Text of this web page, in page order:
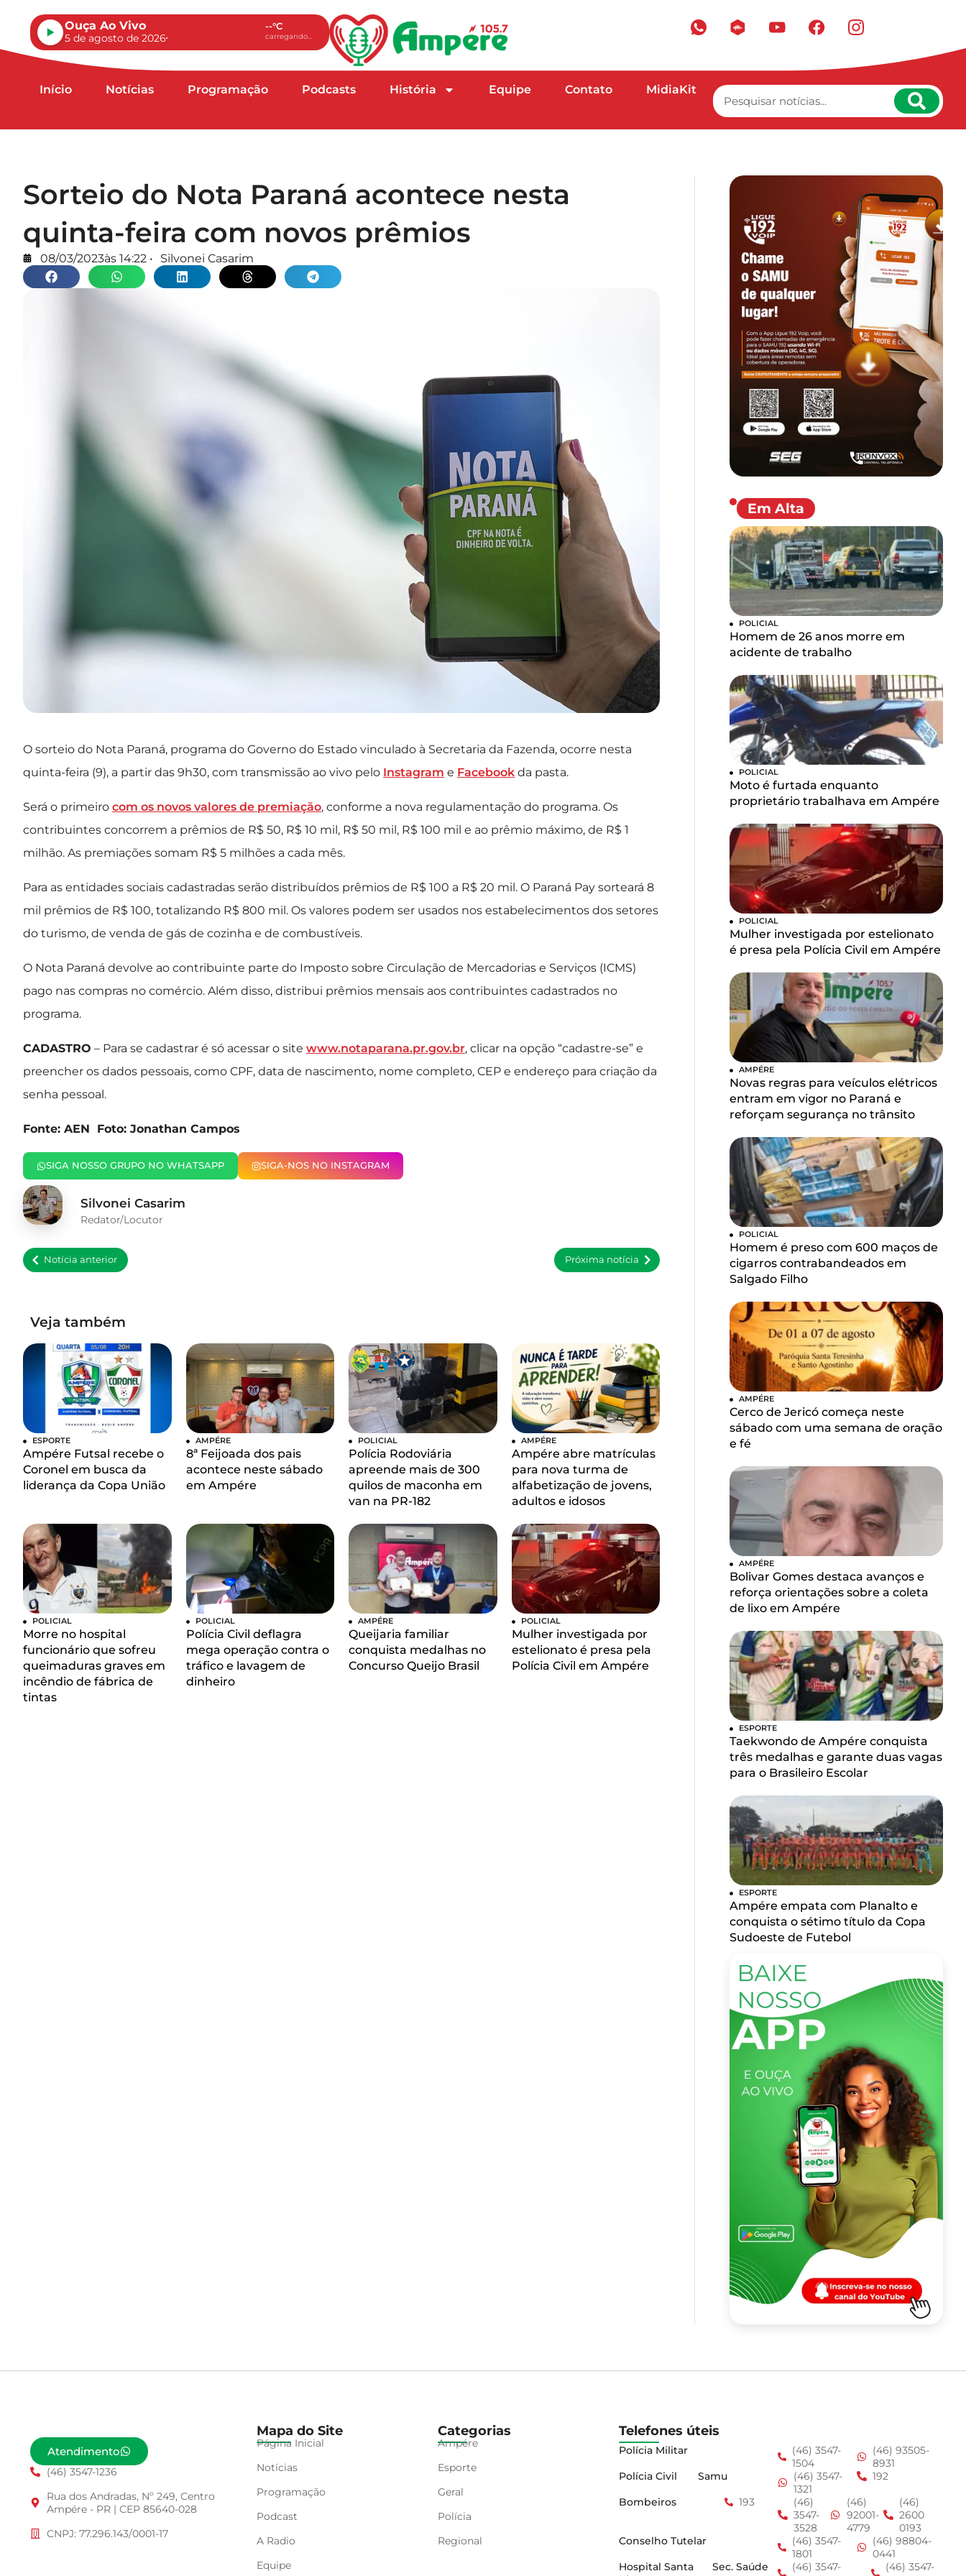
Ouça Ao Vivo
5 de agosto de 2026
--°C
carregando...
Início Notícias Programação Podcasts História Equipe Contato MidiaKit
Sorteio do Nota Paraná acontece nesta
quinta-feira com novos prêmios
08/03/2023às 14:22 • Silvonei Casarim
O sorteio do Nota Paraná, programa do Governo do Estado vinculado à Secretaria da Fazenda, ocorre nesta
quinta-feira (9), a partir das 9h30, com transmissão ao vivo pelo Instagram e Facebook da pasta.
Será o primeiro com os novos valores de premiação, conforme a nova regulamentação do programa. Os
contribuintes concorrem a prêmios de R$ 50, R$ 10 mil, R$ 50 mil, R$ 100 mil e ao prêmio máximo, de R$ 1
milhão. As premiações somam R$ 5 milhões a cada mês.
Para as entidades sociais cadastradas serão distribuídos prêmios de R$ 100 a R$ 20 mil. O Paraná Pay sorteará 8
mil prêmios de R$ 100, totalizando R$ 800 mil. Os valores podem ser usados nos estabelecimentos dos setores
do turismo, de venda de gás de cozinha e de combustíveis.
O Nota Paraná devolve ao contribuinte parte do Imposto sobre Circulação de Mercadorias e Serviços (ICMS)
pago nas compras no comércio. Além disso, distribui prêmios mensais aos contribuintes cadastrados no
programa.
CADASTRO – Para se cadastrar é só acessar o site www.notaparana.pr.gov.br, clicar na opção “cadastre-se” e
preencher os dados pessoais, como CPF, data de nascimento, nome completo, CEP e endereço para criação da
senha pessoal.
Fonte: AEN Foto: Jonathan Campos
SIGA NOSSO GRUPO NO WHATSAPP SIGA-NOS NO INSTAGRAM
Silvonei Casarim
Redator/Locutor
Notícia anterior Próxima notícia
Veja também
ESPORTE
Ampére Futsal recebe o
Coronel em busca da
liderança da Copa União
AMPÉRE
8ª Feijoada dos pais
acontece neste sábado
em Ampére
POLICIAL
Polícia Rodoviária
apreende mais de 300
quilos de maconha em
van na PR-182
AMPÉRE
Ampére abre matrículas
para nova turma de
alfabetização de jovens,
adultos e idosos
POLICIAL
Morre no hospital
funcionário que sofreu
queimaduras graves em
incêndio de fábrica de
tintas
POLICIAL
Polícia Civil deflagra
mega operação contra o
tráfico e lavagem de
dinheiro
AMPÉRE
Queijaria familiar
conquista medalhas no
Concurso Queijo Brasil
POLICIAL
Mulher investigada por
estelionato é presa pela
Polícia Civil em Ampére
Em Alta
POLICIAL
Homem de 26 anos morre em
acidente de trabalho
POLICIAL
Moto é furtada enquanto
proprietário trabalhava em Ampére
POLICIAL
Mulher investigada por estelionato
é presa pela Polícia Civil em Ampére
AMPÉRE
Novas regras para veículos elétricos
entram em vigor no Paraná e
reforçam segurança no trânsito
POLICIAL
Homem é preso com 600 maços de
cigarros contrabandeados em
Salgado Filho
AMPÉRE
Cerco de Jericó começa neste
sábado com uma semana de oração
e fé
AMPÉRE
Bolivar Gomes destaca avanços e
reforça orientações sobre a coleta
de lixo em Ampére
ESPORTE
Taekwondo de Ampére conquista
três medalhas e garante duas vagas
para o Brasileiro Escolar
ESPORTE
Ampére empata com Planalto e
conquista o sétimo título da Copa
Sudoeste de Futebol
Atendimento
(46) 3547-1236
Rua dos Andradas, Nº 249, Centro
Ampére - PR | CEP 85640-028
CNPJ: 77.296.143/0001-17
Mapa do Site
Página Inicial
Notícias
Programação
Podcast
A Radio
Equipe
Categorias
Ampére
Esporte
Geral
Polícia
Regional
Telefones úteis
Polícia Militar
(46) 3547-
1504
(46) 93505-
8931
Polícia Civil
Samu
(46) 3547-
1321
192
Bombeiros
193
(46)
3547-
3528
(46)
92001-
4779
(46)
2600
0193
Conselho Tutelar
(46) 3547-
1801
(46) 98804-
0441
Hospital Santa
Sec. Saúde
(46) 3547-
(46) 3547-